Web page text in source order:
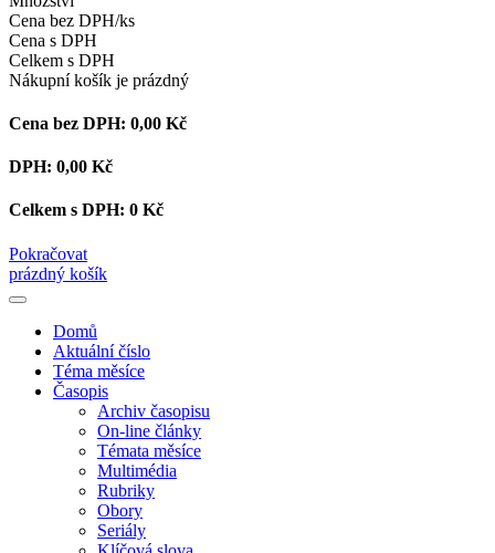
Cena bez DPH/ks
Cena s DPH
Celkem s DPH
Nákupní košík je prázdný
Cena bez DPH: 0,00 Kč
DPH: 0,00 Kč
Celkem s DPH: 0 Kč
Pokračovat
prázdný košík
Domů
Aktuální číslo
Téma měsíce
Časopis
Archiv časopisu
On-line články
Témata měsíce
Multimédia
Rubriky
Obory
Seriály